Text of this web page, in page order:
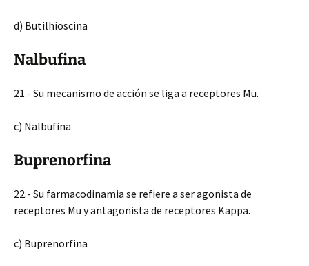
d) Butilhioscina
Nalbufina
21.- Su mecanismo de acción se liga a receptores Mu.
c) Nalbufina
Buprenorfina
22.- Su farmacodinamia se refiere a ser agonista de
receptores Mu y antagonista de receptores Kappa.
c) Buprenorfina